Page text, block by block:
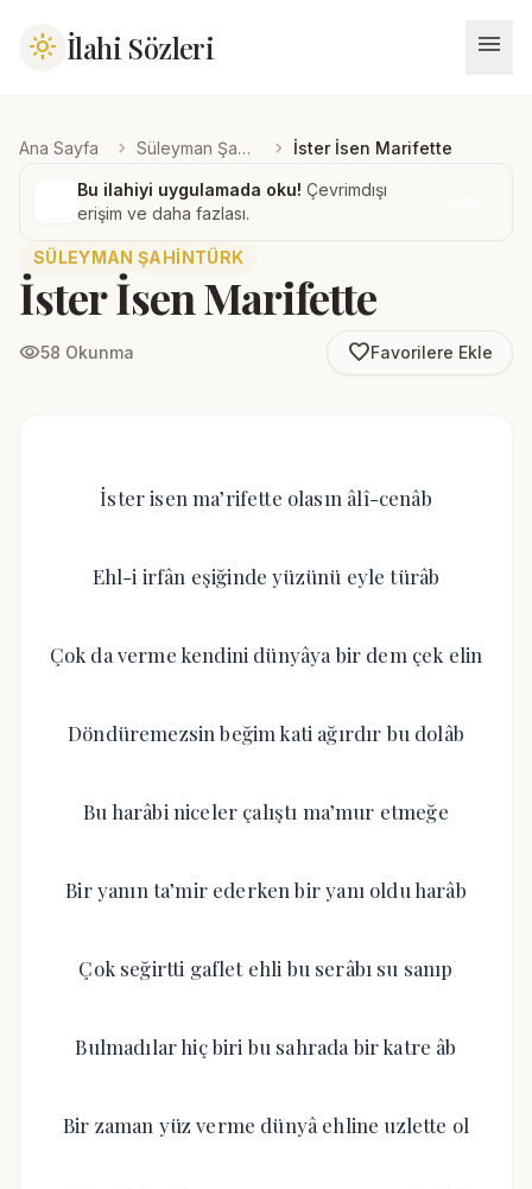
light_mode İlahi Sözleri menu
Ana Sayfa chevron_right Süleyman Şahintürk chevron_right İster İsen Marifette
Bu ilahiyi uygulamada oku! Çevrimdışı
erişim ve daha fazlası.
SÜLEYMAN ŞAHINTÜRK
İster İsen Marifette
visibility58 Okunma favorite_borderFavorilere Ekle
İster isen ma’rifette olasın âlî-cenâb
Ehl-i irfân eşiğinde yüzünü eyle türâb
Çok da verme kendini dünyâya bir dem çek elin
Döndüremezsin beğim kati ağırdır bu dolâb
Bu harâbi niceler çalıştı ma’mur etmeğe
Bir yanın ta’mir ederken bir yanı oldu harâb
Çok seğirtti gaflet ehli bu serâbı su sanıp
Bulmadılar hiç biri bu sahrada bir katre âb
Bir zaman yüz verme dünyâ ehline uzlette ol